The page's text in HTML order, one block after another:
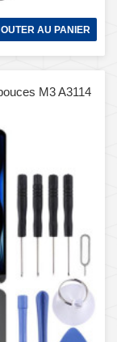
AU PANIER
M3 A3114